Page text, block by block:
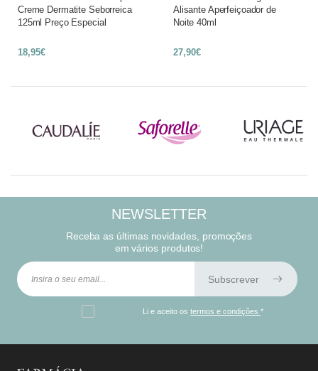
Creme Dermatite Seborreica
125ml Preço Especial
18,95€
Alisante Aperfeiçoador de
Noite 40ml
27,90€
NEWSLETTER
Receba as últimas novidades, promoções
em vários produtos!
Subscrever
Li e aceito ostermos e condições*